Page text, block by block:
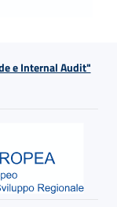
e Internal Audit"